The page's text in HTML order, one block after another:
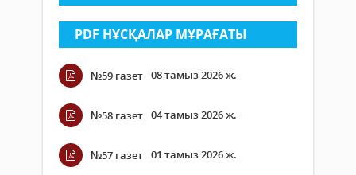
PDF НҰСҚАЛАР МҰРАҒАТЫ
№59 газет 08 тамыз 2026 ж.
№58 газет 04 тамыз 2026 ж.
№57 газет 01 тамыз 2026 ж.